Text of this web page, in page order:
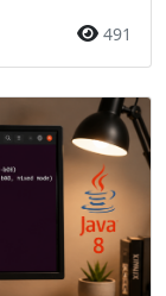
491